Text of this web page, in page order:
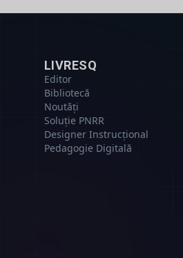
LIVRESQ
Editor
Bibliotecă
Noutăți
Soluție PNRR
Designer Instrucțional
Pedagogie Digitală